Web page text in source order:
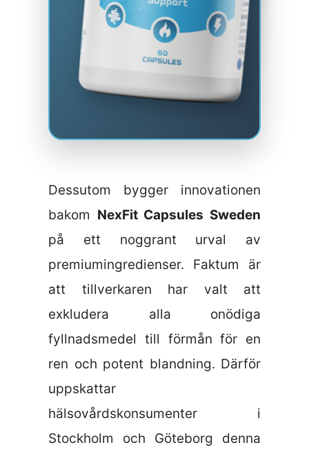
Dessutom bygger innovationen
bakom NexFit Capsules Sweden
på ett noggrant urval av
premiumingredienser. Faktum är
att tillverkaren har valt att
exkludera alla onödiga
fyllnadsmedel till förmån för en
ren och potent blandning. Därför
uppskattar
hälsovårdskonsumenter i
Stockholm och Göteborg denna